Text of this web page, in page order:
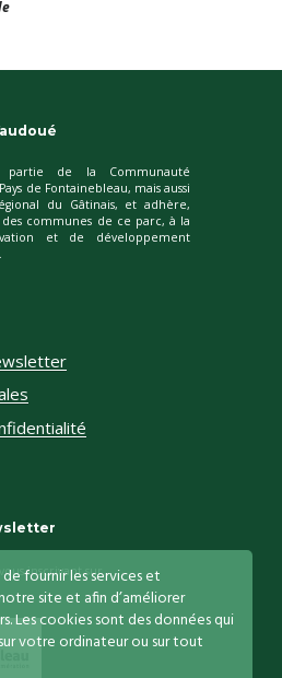
de la Communauté
de Fontainebleau, mais aussi
du Gâtinais, et adhère,
communes de ce parc, à la
et de développement
inscrivant sur
fournir les services et
site et afin d’améliorer
Les cookies sont des données qui
votre ordinateur ou sur tout